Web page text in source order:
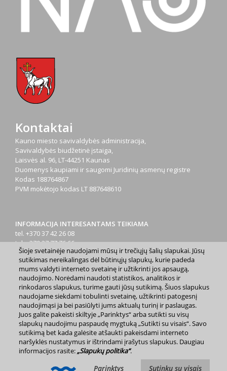
Kontaktai
Kauno miesto savivaldybės administracija,
Savivaldybės biudžetinė įstaiga,
Laisvės al. 96, LT-44251 Kaunas
Duomenys kaupiami ir saugomi Juridinių asmenų registre
Kodas 188764867
PVM mokėtojo kodas LT 887648610
INFORMACIJA INTERESANTAMS TEIKIAMA
tel. +370 37 42 26 08
tel. +370 37 77 76 66
tel. +370 660 07000
el. p.info@kaunas.lt
2023 m. Kauno miesto savivaldybė. Kopijuoti ir platinti
www.kaunas.lt skelbiamą informaciją be autorių sutikimo draudžiama.
Svetainės žemėlapis »
Šioje svetainėje naudojami mūsų ir trečiųjų šalių slapukai. Jūsų
sutikimas nereikalingas dėl būtinųjų slapukų, kurie padeda
mums valdyti interneto svetainę ir užtikrinti jos apsaugą,
naudojimo. Norėdami naudoti statistikos, analitikos ir
rinkodaros slapukus, turime gauti jūsų sutikimą. Šiuos slapukus
naudojame siekdami tobulinti svetainę, užtikrinti patogesnį
naudojimąsi ja bei pasiūlyti jums aktualų turinį ir paslaugas.
Juos galite pakeisti skiltyje „Parinktys“ arba sutikti su visų
slapukų naudojimu paspaudę mygtuką „Sutikti su visais“. Savo
sutikimą bet kada galėsite atšaukti pakeisdami interneto
naršyklės nustatymus ir ištrindami įrašytus slapukus. Daugiau
informacijos rasite:„Slapukų politika“.
Parinktys Sutinku su visais